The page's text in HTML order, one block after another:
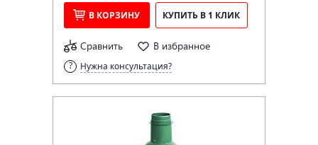
В КОРЗИНУ КУПИТЬ В 1 КЛИК
Сравнить В избранное
Нужна консультация?